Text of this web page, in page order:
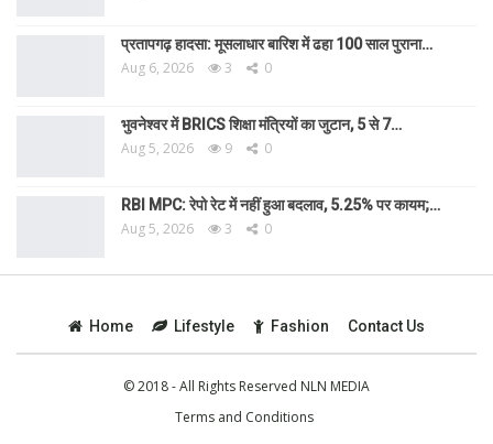
प्रतापगढ़ हादसा: मूसलाधार बारिश में ढहा 100 साल पुराना…
Aug 6, 2026 3 0
भुवनेश्वर में BRICS शिक्षा मंत्रियों का जुटान, 5 से 7…
Aug 5, 2026 9 0
RBI MPC: रेपो रेट में नहीं हुआ बदलाव, 5.25% पर कायम;…
Aug 5, 2026 3 0
Home Lifestyle Fashion Contact Us
© 2018 - All Rights Reserved NLN MEDIA
Terms and Conditions